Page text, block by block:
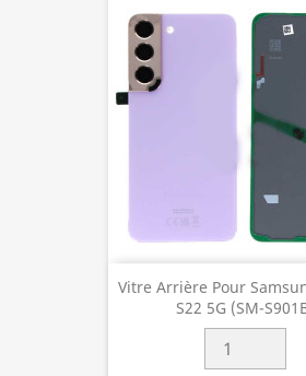
Vitre Arrière Pour
S22 5G (SM-